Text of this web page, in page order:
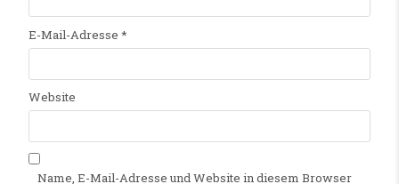
E-Mail-Adresse *
Website
Name, E-Mail-Adresse und Website in diesem Browser